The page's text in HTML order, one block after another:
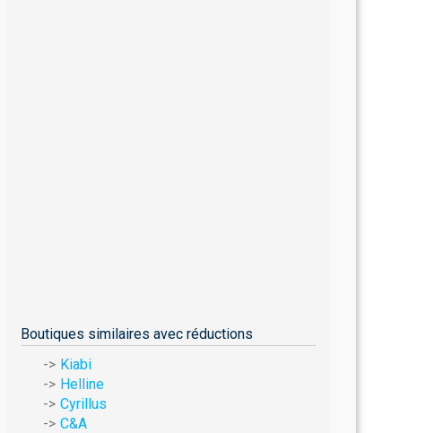
Boutiques similaires avec réductions
Kiabi
Helline
Cyrillus
C&A